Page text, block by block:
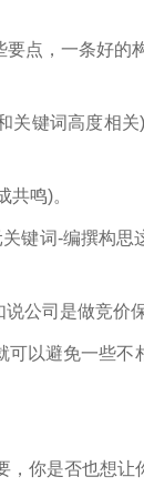
点，一条好的
关键词高度相
共鸣)。
键词-编撰构思
公司是做竞价
以避免一些不
，你是否也想